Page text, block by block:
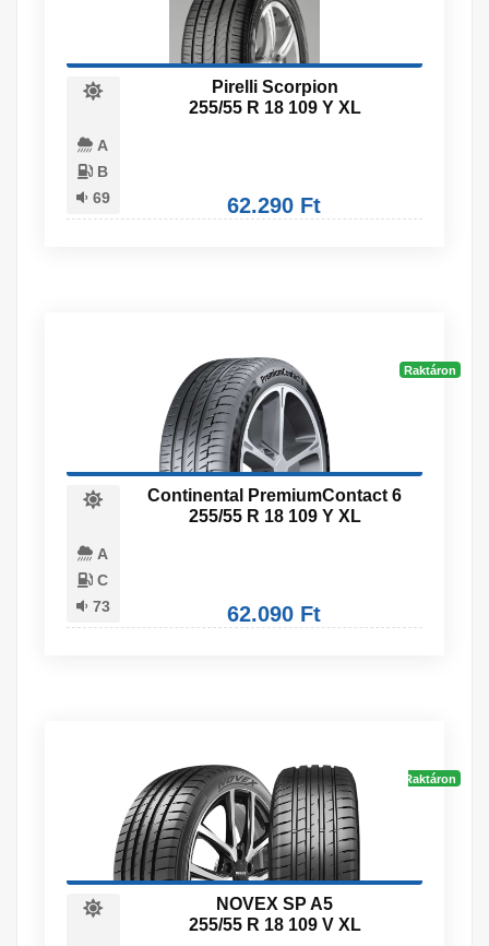
A
B
69
Pirelli Scorpion
255/55 R 18 109 Y XL
62.290 Ft
Raktáron
A
C
73
Continental PremiumContact 6
255/55 R 18 109 Y XL
62.090 Ft
Raktáron
NOVEX SP A5
255/55 R 18 109 V XL